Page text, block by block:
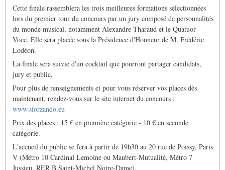
Cette finale rassemblera les trois meilleures formations sélectionnées
lors du premier tour du concours par un jury composé de personnalités
du monde musical, notamment Alexandre Tharaud et le Quatuor
Voce. Elle sera placée sous la Présidence d'Honneur de M. Frédéric
Lodéon.
La finale sera suivie d'un cocktail que pourront partager candidats,
jury et public.
Pour plus de renseignements et pour vous réserver vos places dès
maintenant, rendez-vous sur le site internet du concours :
www.sforzando.eu
Prix des places : 15 € en première catégorie - 10 € en seconde
catégorie.
L'accueil du public se fera à partir de 19h30 au 20 rue de Poissy, Paris
V (Métro 10 Cardinal Lemoine ou Maubert-Mutualité, Métro 7
Jussieu, RER B Saint-Michel Notre-Dame).